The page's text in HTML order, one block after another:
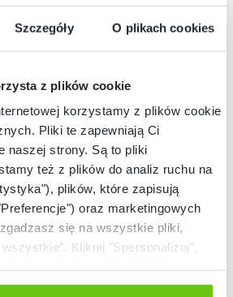
Szczegóły O plikach cookies
z plików cookie
korzystamy z plików cookie:
Pliki te zapewniają Ci
naszej strony. Są to pliki
też z plików do analiz ruchu na
plików, które zapisują
oraz marketingowych
się na wszystkie pliki,
Kliknij "Spersonalizuj",
przycisk „Odmowa”. Wtedy
Dostępny
Waga kolumnowa ze
wzrostomierzem ADE
M318800
Kod produktu:013310
2 399,90 zł